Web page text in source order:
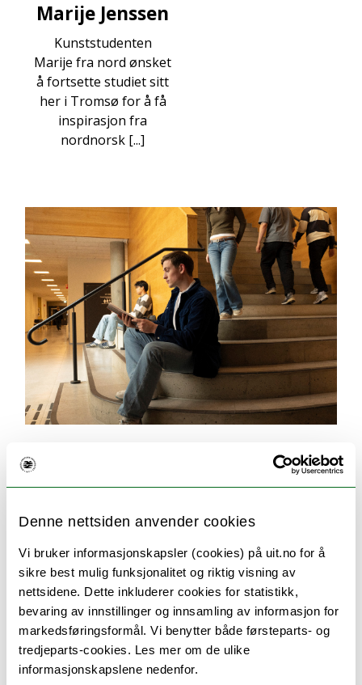
Denne nettsiden anvender cookies
Vi bruker informasjonskapsler (cookies) på uit.no for å
sikre best mulig funksjonalitet og riktig visning av
nettsidene. Dette inkluderer cookies for statistikk,
bevaring av innstillinger og innsamling av informasjon for
markedsføringsformål. Vi benytter både førsteparts- og
tredjeparts-cookies. Les mer om de ulike
informasjonskapslene nedenfor.
Marije Jenssen
Kunststudenten
Marije fra nord ønsket
å fortsette studiet sitt
her i Tromsø for å få
inspirasjon fra
nordnorsk [...]
Søking og opptak
Her finner du svar på alt du lurer på om
dokumentasjon du må sende inn, når du får svar
på søknaden og når studiene starter.